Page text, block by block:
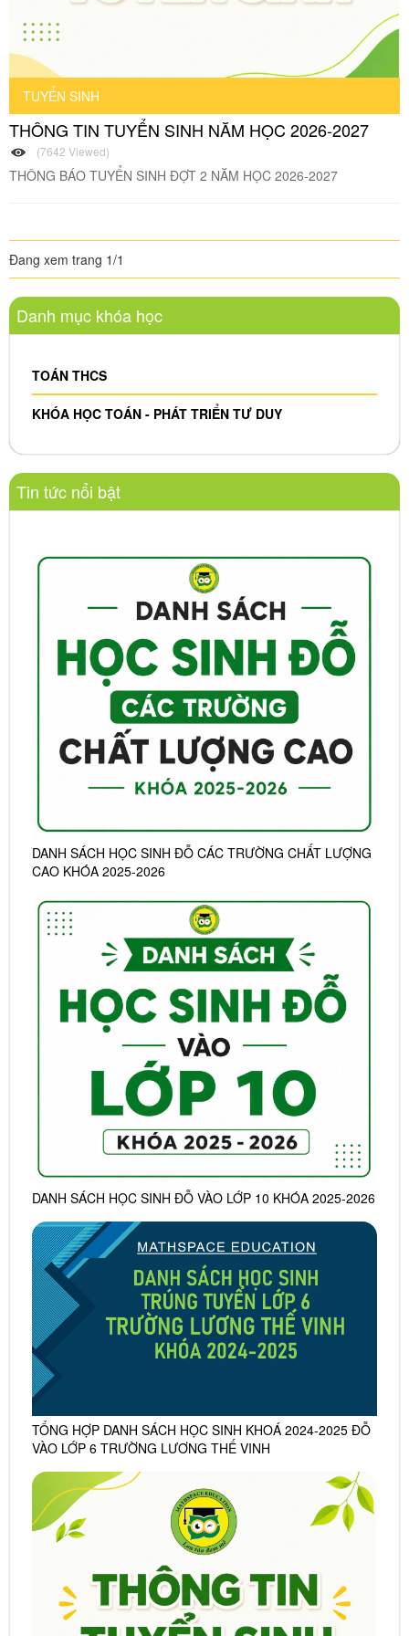
TUYỂN SINH
THÔNG TIN TUYỂN SINH NĂM HỌC 2026-2027
(7642 Viewed)
THÔNG BÁO TUYỂN SINH ĐỢT 2 NĂM HỌC 2026-2027
Đang xem trang 1/1
Danh mục khóa học
TOÁN THCS
KHÓA HỌC TOÁN - PHÁT TRIỂN TƯ DUY
Tin tức nổi bật
DANH SÁCH HỌC SINH ĐỖ CÁC TRƯỜNG CHẤT LƯỢNG
CAO KHÓA 2025-2026
DANH SÁCH HỌC SINH ĐỖ VÀO LỚP 10 KHÓA 2025-2026
TỔNG HỢP DANH SÁCH HỌC SINH KHOÁ 2024-2025 ĐỖ
VÀO LỚP 6 TRƯỜNG LƯƠNG THẾ VINH